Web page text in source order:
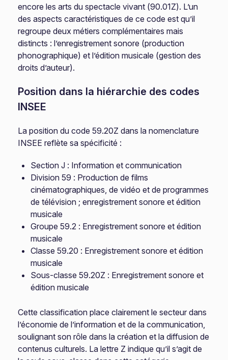
encore les arts du spectacle vivant (90.01Z). L’un
des aspects caractéristiques de ce code est qu’il
regroupe deux métiers complémentaires mais
distincts : l’enregistrement sonore (production
phonographique) et l’édition musicale (gestion des
droits d’auteur).
Position dans la hiérarchie des codes
INSEE
La position du code 59.20Z dans la nomenclature
INSEE reflète sa spécificité :
Section J : Information et communication
Division 59 : Production de films
cinématographiques, de vidéo et de programmes
de télévision ; enregistrement sonore et édition
musicale
Groupe 59.2 : Enregistrement sonore et édition
musicale
Classe 59.20 : Enregistrement sonore et édition
musicale
Sous-classe 59.20Z : Enregistrement sonore et
édition musicale
Cette classification place clairement le secteur dans
l’économie de l’information et de la communication,
soulignant son rôle dans la création et la diffusion de
contenus culturels. La lettre Z indique qu’il s’agit de